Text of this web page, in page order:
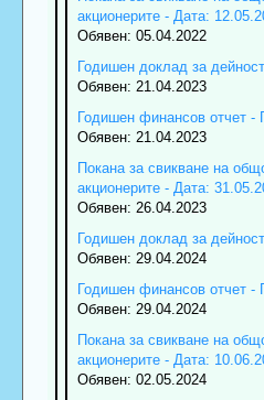
акционерите - Дата:
Обявен: 05.04.2022
Годишен доклад за
Обявен: 21.04.2023
Годишен финансов отчет -
Обявен: 21.04.2023
Покана за свикване на
акционерите - Дата:
Обявен: 26.04.2023
Годишен доклад за
Обявен: 29.04.2024
Годишен финансов отчет -
Обявен: 29.04.2024
Покана за свикване на
акционерите - Дата:
Обявен: 02.05.2024